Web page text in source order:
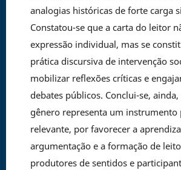
analogias históricas de forte carga
Constatou-se que a carta do leitor
expressão individual, mas se
prática discursiva de intervenção
mobilizar reflexões críticas e
debates públicos. Conclui-se, ainda,
gênero representa um instrumento
relevante, por favorecer a
argumentação e a formação de
produtores de sentidos e